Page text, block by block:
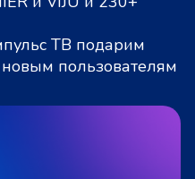
ТВ подарим
пользователям